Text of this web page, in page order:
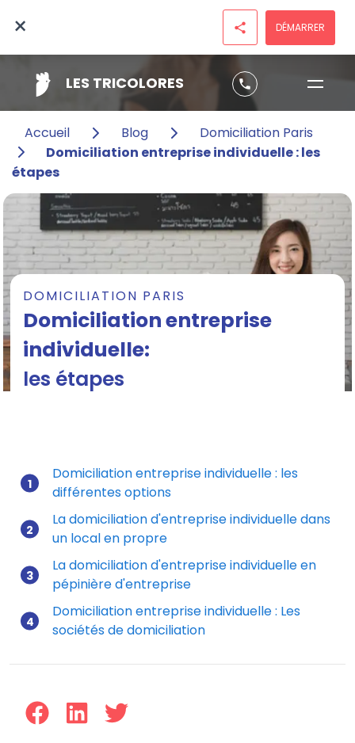
LES TRICOLORES phone
× share DÉMARRER
Accueil Blog
Domiciliation Paris
Domiciliation entreprise individuelle : les
étapes
DOMICILIATION PARIS
Domiciliation entreprise
individuelle:
les étapes
Mis à jour le 01/01/2021
Domiciliation entreprise individuelle : les
différentes options
La domiciliation d'entreprise individuelle dans
un local en propre
La domiciliation d'entreprise individuelle en
pépinière d'entreprise
Domiciliation entreprise individuelle : Les
sociétés de domiciliation